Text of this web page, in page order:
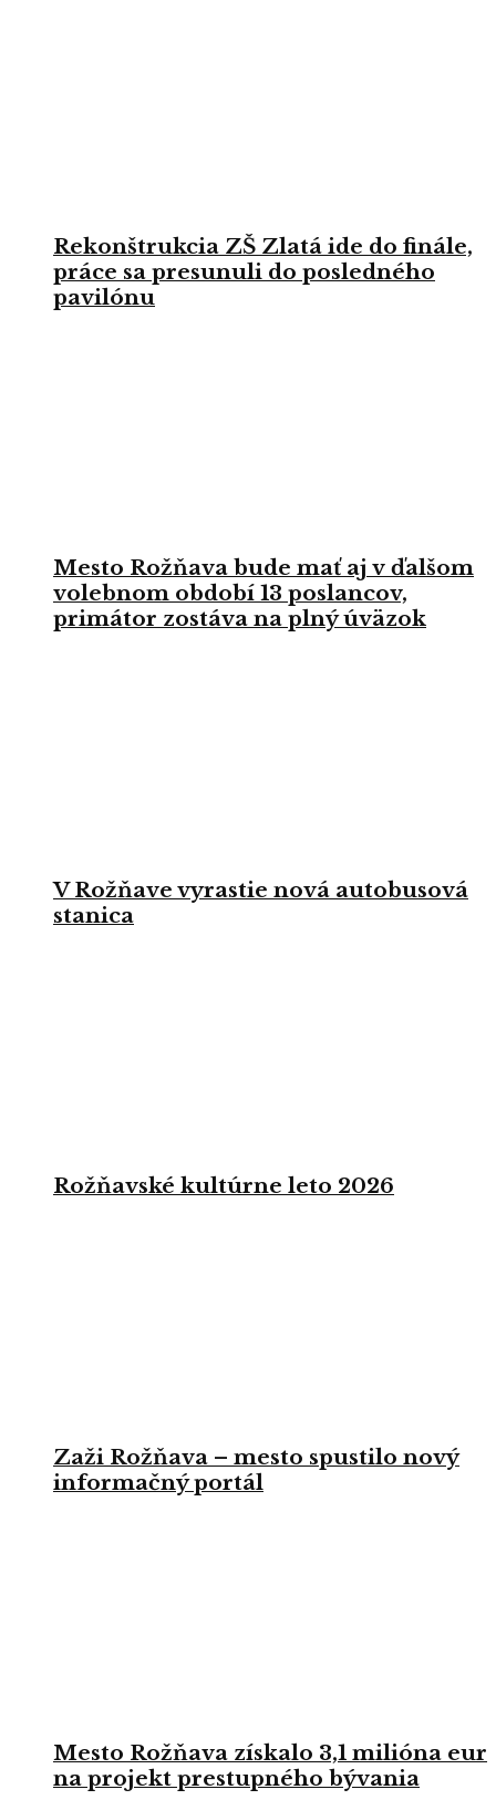
Rekonštrukcia ZŠ Zlatá ide do finále,
práce sa presunuli do posledného
pavilónu
Mesto Rožňava bude mať aj v ďalšom
volebnom období 13 poslancov,
primátor zostáva na plný úväzok
V Rožňave vyrastie nová autobusová
stanica
Rožňavské kultúrne leto 2026
Zaži Rožňava – mesto spustilo nový
informačný portál
Mesto Rožňava získalo 3,1 milióna eur
na projekt prestupného bývania